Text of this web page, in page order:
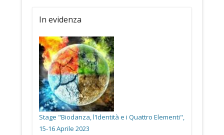
In evidenza
Stage "Biodanza, l'Identità e i Quattro Elementi",
15-16 Aprile 2023